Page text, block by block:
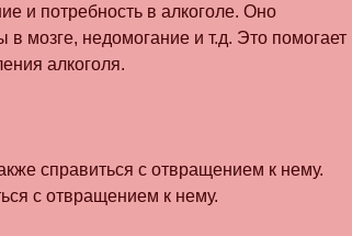
и потребность в алкоголе. Оно
мозге, недомогание и т.д. Это помогает
алкоголя.
справиться с отвращением к нему.
с отвращением к нему.